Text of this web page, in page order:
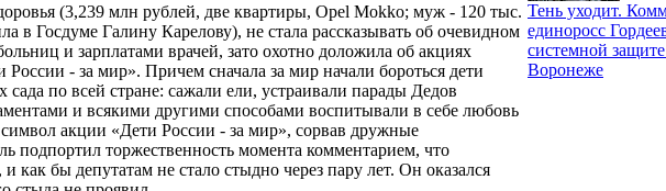
(3,239 млн рублей, две квартиры, Opel Mokko; муж - 120 тыс.
в Госдуме Галину Карелову), не стала рассказывать об очевидном
и зарплатами врачей, зато охотно доложила об акциях
- за мир». Причем сначала за мир начали бороться дети
по всей стране: сажали ели, устраивали парады Дедов
и всякими другими способами воспитывали в себе любовь
акции «Дети России - за мир», сорвав дружные
подпортил торжественность момента комментарием, что
как бы депутатам не стало стыдно через пару лет. Он оказался
Тень уходит.
единоросс
системной защите
Воронеже